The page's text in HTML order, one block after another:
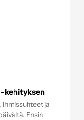
-kehityksen
ihmissuhteet ja
Ensin